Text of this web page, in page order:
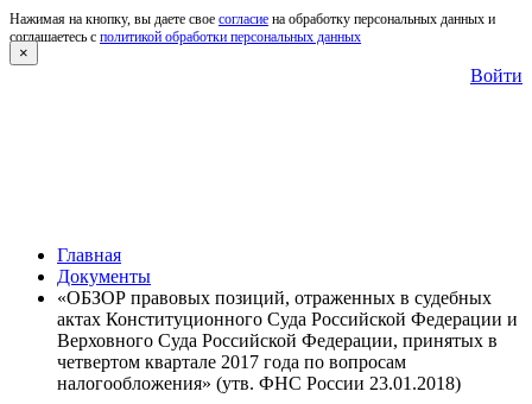
Нажимая на кнопку, вы даете свое согласие на обработку персональных данных и
соглашаетесь с политикой обработки персональных данных
×
Войти
Главная
Документы
«ОБЗОР правовых позиций, отраженных в судебных
актах Конституционного Суда Российской Федерации и
Верховного Суда Российской Федерации, принятых в
четвертом квартале 2017 года по вопросам
налогообложения» (утв. ФНС России 23.01.2018)